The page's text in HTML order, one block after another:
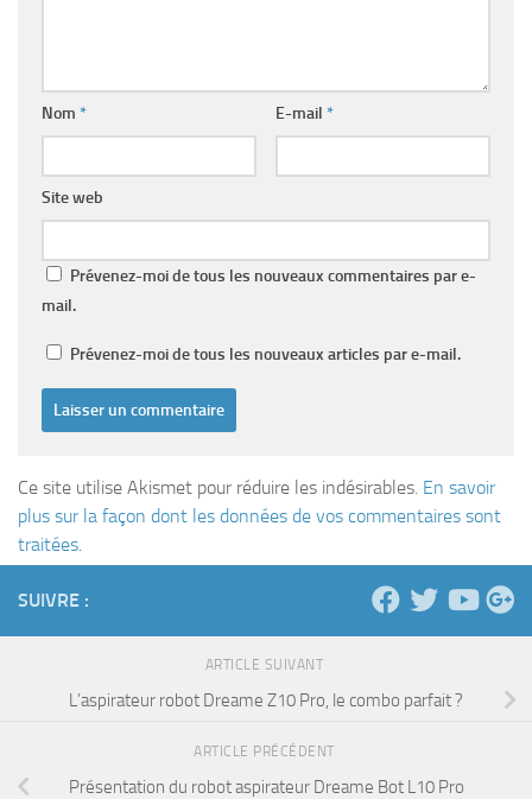
Nom * E-mail *
Site web
Prévenez-moi de tous les nouveaux commentaires par e-
mail.
Prévenez-moi de tous les nouveaux articles par e-mail.
Ce site utilise Akismet pour réduire les indésirables. En savoir
plus sur la façon dont les données de vos commentaires sont
traitées.
SUIVRE :
ARTICLE SUIVANT
L’aspirateur robot Dreame Z10 Pro, le combo parfait ?
ARTICLE PRÉCÉDENT
Présentation du robot aspirateur Dreame Bot L10 Pro